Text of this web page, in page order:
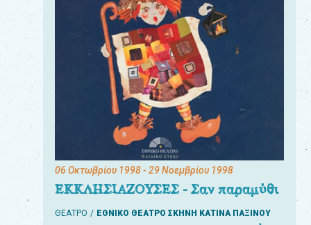
06 Οκτωβρίου 1998- 29 Νοεμβρίου 1998
ΕΚΚΛΗΣΙΑΖΟΥΣΕΣ - Σαν παραμύθι
ΘΕΑΤΡΟ ΕΘΝΙΚΟ ΘΕΑΤΡΟ ΣΚΗΝΗ ΚΑΤΙΝΑ ΠΑΞΙΝΟΥ